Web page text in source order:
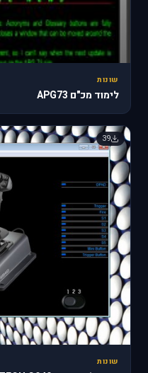
שונות
לימוד מכ"ם APG73
39
שונות